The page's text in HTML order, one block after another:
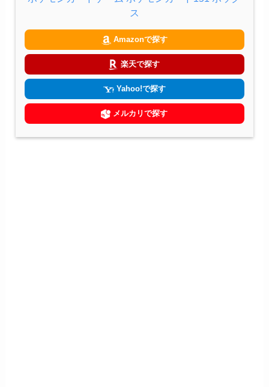
ス
Amazonで探す
楽天で探す
Yahoo!で探す
メルカリで探す